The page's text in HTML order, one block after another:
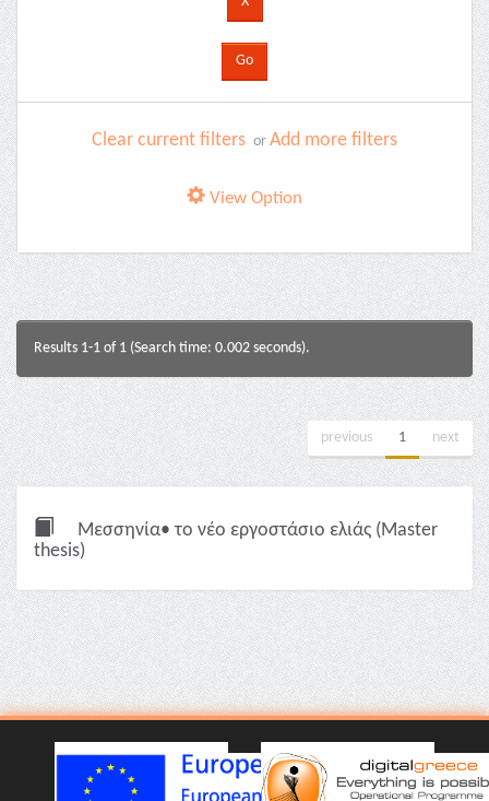
Clear current filters or Add more filters
View Option
Results 1-1 of 1 (Search time: 0.002 seconds).
previous 1 next
Μεσσηνία• το νέο εργοστάσιο ελιάς (Master
thesis)